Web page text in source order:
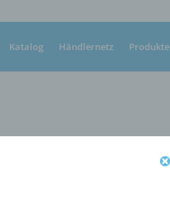
Katalog Händlernetz Produkte